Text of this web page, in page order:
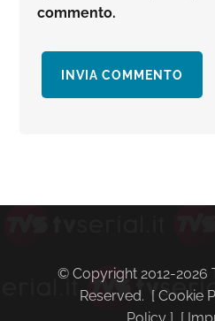
commento.
primaria
© Copyright 2012-2026
Reserved. [ Cookie